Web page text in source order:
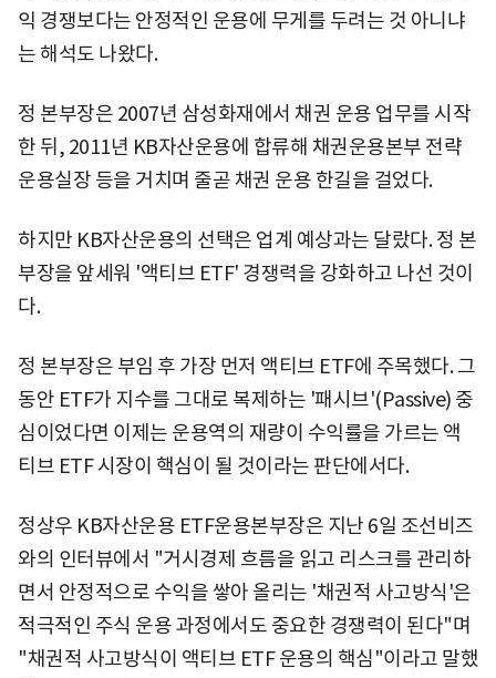
익 경쟁보다는 안정적인 운용에 무게를 두려는 것 아니냐
는 해석도 나왔다.
정 본부장은 2007년 삼성화재에서 채권 운용 업무를 시작
한 뒤, 2011년 KB자산운용에 합류해 채권운용본부 전략
운용실장 등을 거치며 줄곧 채권 운용 한길을 걸었다.
하지만 KB자산운용의 선택은 업계 예상과는 달랐다. 정 본
부장을 앞세워 '액티브 ETF' 경쟁력을 강화하고 나선 것이
다.
정 본부장은 부임 후 가장 먼저 액티브 ETF에 주목했다. 그
동안 ETF가 지수를 그대로 복제하는 '패시브'(Passive) 중
심이었다면 이제는 운용역의 재량이 수익률을 가르는 액
티브 ETF 시장이 핵심이 될 것이라는 판단에서다.
정상우 KB자산운용 ETF운용본부장은 지난 6일 조선비즈
와의 인터뷰에서 "거시경제 흐름을 읽고 리스크를 관리하
면서 안정적으로 수익을 쌓아 올리는 '채권적 사고방식'은
적극적인 주식 운용 과정에서도 중요한 경쟁력이 된다"며
"채권적 사고방식이 액티브 ETF 운용의 핵심"이라고 말했